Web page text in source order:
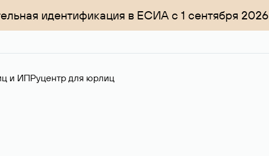
идентификация в ЕСИА с 1 сентября 2026
и ИПРуцентр для юрлиц